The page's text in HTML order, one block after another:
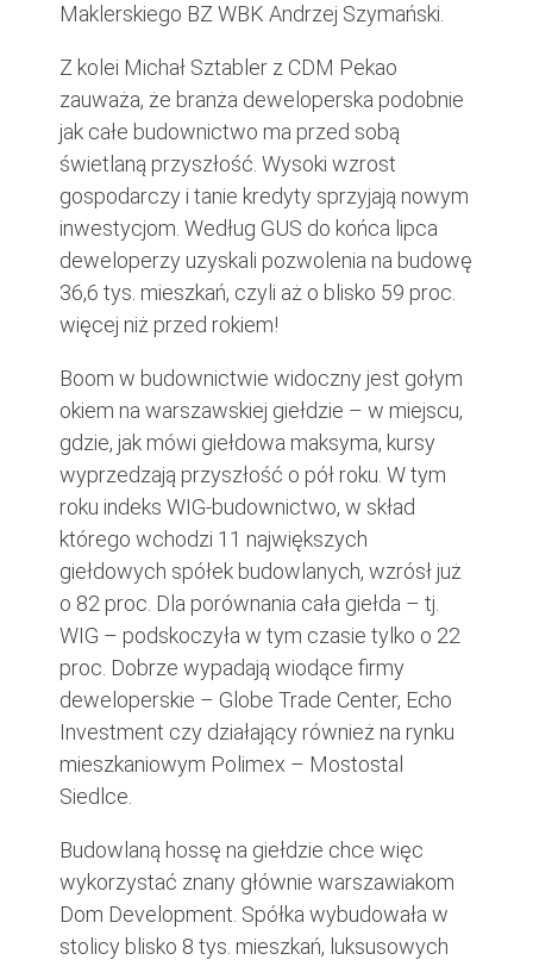
Maklerskiego BZ WBK Andrzej Szymański.
Z kolei Michał Sztabler z CDM Pekao
zauważa, że branża deweloperska podobnie
jak całe budownictwo ma przed sobą
świetlaną przyszłość. Wysoki wzrost
gospodarczy i tanie kredyty sprzyjają nowym
inwestycjom. Według GUS do końca lipca
deweloperzy uzyskali pozwolenia na budowę
36,6 tys. mieszkań, czyli aż o blisko 59 proc.
więcej niż przed rokiem!
Boom w budownictwie widoczny jest gołym
okiem na warszawskiej giełdzie – w miejscu,
gdzie, jak mówi giełdowa maksyma, kursy
wyprzedzają przyszłość o pół roku. W tym
roku indeks WIG-budownictwo, w skład
którego wchodzi 11 największych
giełdowych spółek budowlanych, wzrósł już
o 82 proc. Dla porównania cała giełda – tj.
WIG – podskoczyła w tym czasie tylko o 22
proc. Dobrze wypadają wiodące firmy
deweloperskie – Globe Trade Center, Echo
Investment czy działający również na rynku
mieszkaniowym Polimex – Mostostal
Siedlce.
Budowlaną hossę na giełdzie chce więc
wykorzystać znany głównie warszawiakom
Dom Development. Spółka wybudowała w
stolicy blisko 8 tys. mieszkań, luksusowych